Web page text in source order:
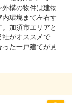
構の物件は建物
環境まで左右す
加須市エリアと
社がオススメで
た一戸建てが見